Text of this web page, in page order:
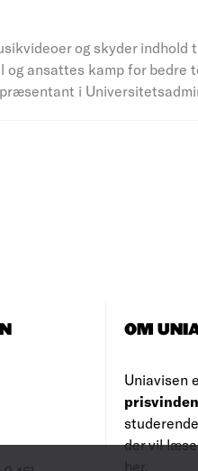
og skyder indhold
og ansattes kamp for
i
OM
Uniavisen
der vil
her